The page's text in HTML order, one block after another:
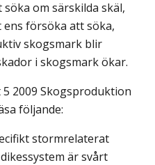
om särskilda skäl,
försöka att söka,
skogsmark blir
i skogsmark ökar.
2009 Skogsproduktion
följande:
stormrelaterat
är svårt